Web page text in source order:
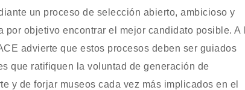
un proceso de selección abierto, ambicioso y
por objetivo encontrar el mejor candidato posible. A
advierte que estos procesos deben ser guiados
que ratifiquen la voluntad de generación de
y de forjar museos cada vez más implicados en el